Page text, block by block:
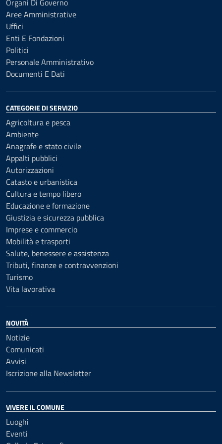
Organi Di Governo
Aree Amministrative
Uffici
Enti E Fondazioni
Politici
Personale Amministrativo
Documenti E Dati
CATEGORIE DI SERVIZIO
Agricoltura e pesca
Ambiente
Anagrafe e stato civile
Appalti pubblici
Autorizzazioni
Catasto e urbanistica
Cultura e tempo libero
Educazione e formazione
Giustizia e sicurezza pubblica
Imprese e commercio
Mobilità e trasporti
Salute, benessere e assistenza
Tributi, finanze e contravvenzioni
Turismo
Vita lavorativa
NOVITÀ
Notizie
Comunicati
Avvisi
Iscrizione alla Newsletter
VIVERE IL COMUNE
Luoghi
Eventi